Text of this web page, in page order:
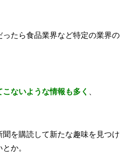
ったら食品業界など特定の業界の
ないような情報も多く 、
を購読して新たな趣味を見つけ
か。